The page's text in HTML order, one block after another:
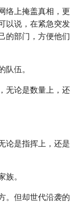
络上掩盖真相，更
以说，在紧急突发
的部门，方便他们
队伍。
无论是数量上，还
论是指挥上，还是
。
。但却世代沿袭的